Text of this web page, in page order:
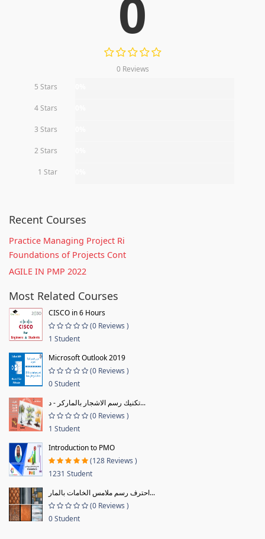
0
0 Reviews
5 Stars
4 Stars
3 Stars
2 Stars
1 Star
Recent Courses
Practice Managing Project Ri
Foundations of Projects Cont
AGILE IN PMP 2022
Most Related Courses
CISCO in 6 Hours
(0 Reviews )
1 Student
Microsoft Outlook 2019
(0 Reviews )
0 Student
تكنيك رسم الاشجار بالماركر - د...
(0 Reviews )
1 Student
Introduction to PMO
(128 Reviews )
1231 Student
احترف رسم ملامس الخامات بالمار...
(0 Reviews )
0 Student